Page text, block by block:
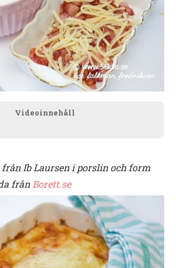
Videoinnehåll
Ib Laursen i porslin och form
från Borett.se